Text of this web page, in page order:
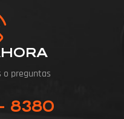
o preguntas
8380